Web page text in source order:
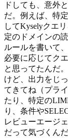
ドしても、意外
だ。例えば、特
してKyselyクエ
定のドメインの
ルールを書いて
必要に応じてク
と思ってたんだ
けど、出力をじ
てきてね（プラ
たり、特定の
り、条件や
レビューエージ
だって気づくん